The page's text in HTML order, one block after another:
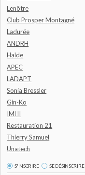
Lenôtre
Club Prosper Montagné
Ladurée
ANDRH
Halde
APEC
LADAPT
Sonia Bressler
Gin-Ko
IMHI
Restauration 21
Thierry Samuel
Unatech
S'INSCRIRE SE DÉSINSCRIRE